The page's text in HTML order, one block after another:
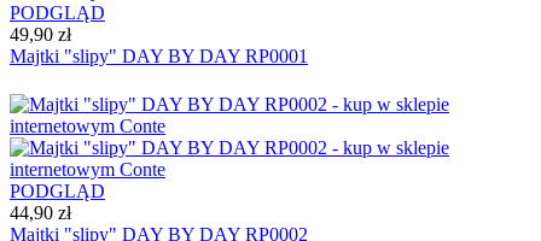
PODGLĄD
49,90 zł
Majtki "slipy" DAY BY DAY RP0001
PODGLĄD
44,90 zł
Majtki "slipy" DAY BY DAY RP0002